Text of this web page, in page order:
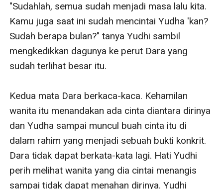
"Sudahlah, semua sudah menjadi masa lalu kita.
Kamu juga saat ini sudah mencintai Yudha 'kan?
Sudah berapa bulan?" tanya Yudhi sambil
mengkedikkan dagunya ke perut Dara yang
sudah terlihat besar itu.
Kedua mata Dara berkaca-kaca. Kehamilan
wanita itu menandakan ada cinta diantara dirinya
dan Yudha sampai muncul buah cinta itu di
dalam rahim yang menjadi sebuah bukti konkrit.
Dara tidak dapat berkata-kata lagi. Hati Yudhi
perih melihat wanita yang dia cintai menangis
sampai tidak dapat menahan dirinya. Yudhi